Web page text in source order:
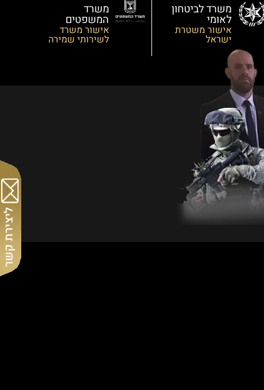
משרד לביטחון
לאומי
אישור משטרת
ישראל
משרד
המשפטים
אישור משרד
לשירותי שמירה